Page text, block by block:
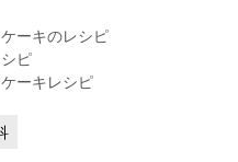
ーキのレシピ
ピ
ーキレシピ